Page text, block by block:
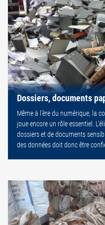
Dossiers, documents
Même à l’ère du numérique, la
joue encore un rôle essentiel.
dossiers et de documents
des données doit donc être